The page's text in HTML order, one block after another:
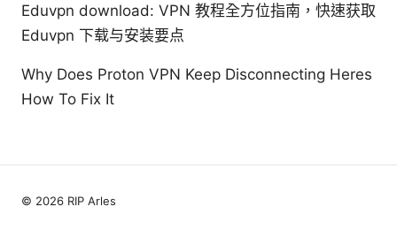
Eduvpn download: VPN 教程全方位指南，快速获取
Eduvpn 下载与安装要点
Why Does Proton VPN Keep Disconnecting Heres
How To Fix It
© 2026 RIP Arles